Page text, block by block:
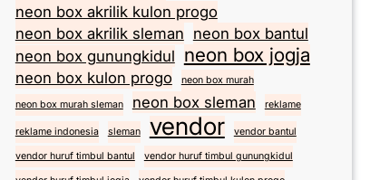
neon box akrilik kulon progo
neon box akrilik sleman neon box bantul
neon box gunungkidul neon box jogja
neon box kulon progo neon box murah
neon box murah sleman neon box sleman reklame
reklame indonesia sleman vendor vendor bantul
vendor huruf timbul bantul vendor huruf timbul gunungkidul